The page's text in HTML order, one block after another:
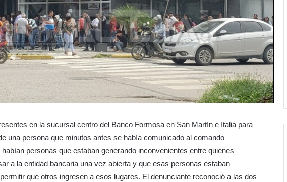
en la sucursal centro del Banco Formosa en San Martín e Italia para
una persona que minutos antes se había comunicado al comando
personas que estaban generando inconvenientes entre quienes
a la entidad bancaria una vez abierta y que esas personas estaban
que otros ingresen a esos lugares. El denunciante reconoció a las dos